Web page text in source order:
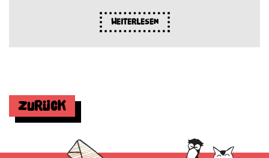
Weiterlesen
Zurück